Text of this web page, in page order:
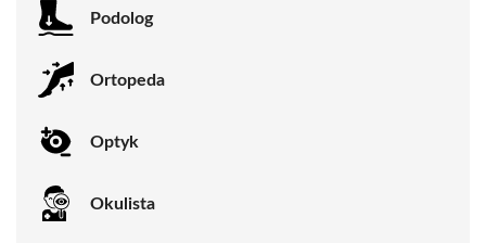
Podolog
Ortopeda
Optyk
Okulista